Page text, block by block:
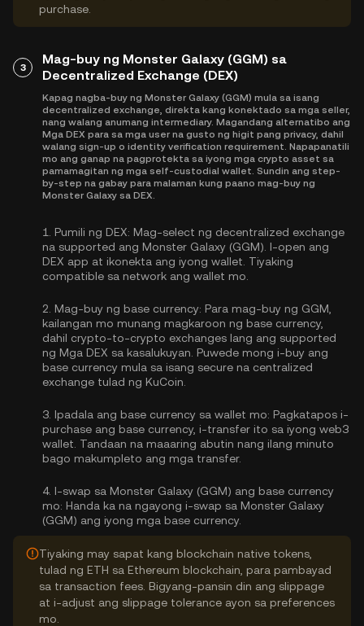
purchase.
3
Mag-buy ng Monster Galaxy (GGM) sa
Decentralized Exchange (DEX)
Kapag nagba-buy ng Monster Galaxy (GGM) mula sa isang
decentralized exchange, direkta kang konektado sa mga seller,
nang walang anumang intermediary. Magandang alternatibo ang
Mga DEX para sa mga user na gusto ng higit pang privacy, dahil
walang sign-up o identity verification requirement. Napapanatili
mo ang ganap na pagprotekta sa iyong mga crypto asset sa
pamamagitan ng mga self-custodial wallet. Sundin ang step-
by-step na gabay para malaman kung paano mag-buy ng
Monster Galaxy sa DEX.
1. Pumili ng DEX: Mag-select ng decentralized exchange
na supported ang Monster Galaxy (GGM). I-open ang
DEX app at ikonekta ang iyong wallet. Tiyaking
compatible sa network ang wallet mo.
2. Mag-buy ng base currency: Para mag-buy ng GGM,
kailangan mo munang magkaroon ng base currency,
dahil crypto-to-crypto exchanges lang ang supported
ng Mga DEX sa kasalukuyan. Puwede mong i-buy ang
base currency mula sa isang secure na centralized
exchange tulad ng KuCoin.
3. Ipadala ang base currency sa wallet mo: Pagkatapos i-
purchase ang base currency, i-transfer ito sa iyong web3
wallet. Tandaan na maaaring abutin nang ilang minuto
bago makumpleto ang mga transfer.
4. I-swap sa Monster Galaxy (GGM) ang base currency
mo: Handa ka na ngayong i-swap sa Monster Galaxy
(GGM) ang iyong mga base currency.
Tiyaking may sapat kang blockchain native tokens,
tulad ng ETH sa Ethereum blockchain, para pambayad
sa transaction fees. Bigyang-pansin din ang slippage
at i-adjust ang slippage tolerance ayon sa preferences
mo.